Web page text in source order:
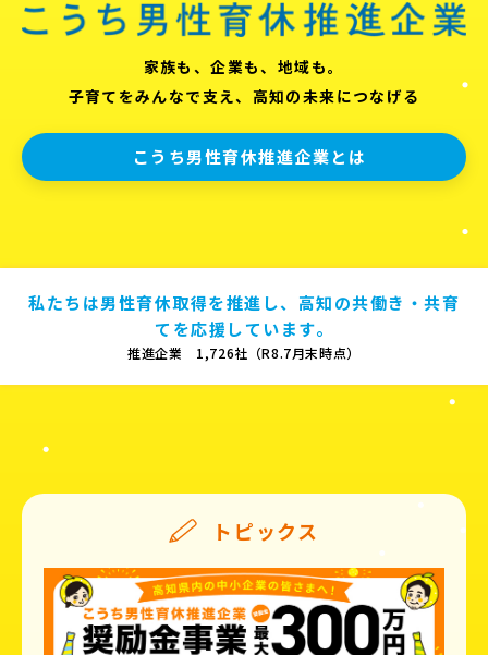
家族も、企業も、地域も。
子育てをみんなで支え、高知の未来につなげる
こうち男性育休推進企業とは
私たちは男性育休取得を推進し、高知の共働き・共育
てを応援しています。
推進企業 1,726社（R8.7月末時点）
トピックス